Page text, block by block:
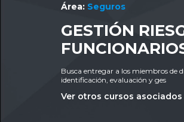
Área: Seguros
GESTIÓN
Busca entregar a los miembros de
identificación, evaluación y ges
Ver otros cursos asociados